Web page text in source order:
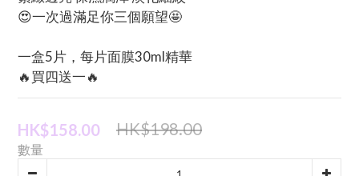
😍一次過滿足你三個願望🤩
一盒5片，每片面膜30ml精華
🔥買四送一🔥
HK$158.00 HK$198.00
數量